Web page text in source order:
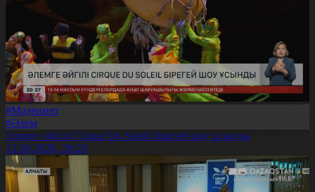
#Мәдениет
#Әлем
Әлемге әйгілі Cirque Du Soleil бірегей шоу ұсынды
12.06.2026, 20:29